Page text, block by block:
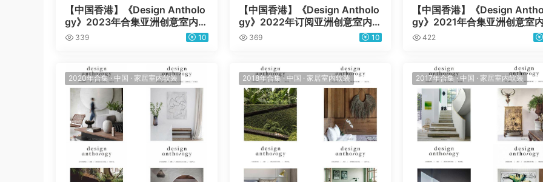
【中国香港】《Design Antholo
gy》2023年合集亚洲创意室内设
计艺术建筑场景灵感pdf杂志（年
339 10
【中国香港】《Design Antholo
gy》2022年订阅亚洲创意室内设
计艺术建筑场景灵感pdf杂志（年
369 10
【中国香港】《Design
gy》2021年合集亚洲创意室
计艺术建筑场景灵感pdf杂志
422
2020年合集· 中国 · 家居室内软装 2018年合集· 中国 · 家居室内软装 2017年合集·中国 ·家居室内软装